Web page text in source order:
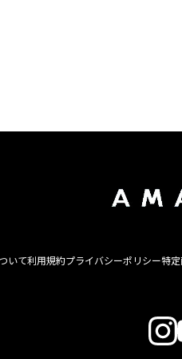
いて利用規約プライバシーポリシー特